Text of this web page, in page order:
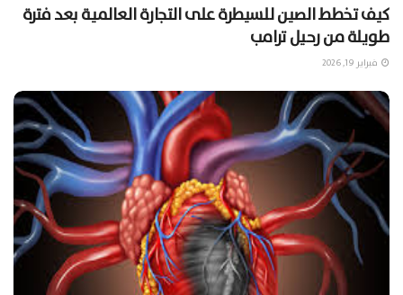
كيف تخطط الصين للسيطرة على التجارة العالمية بعد فترة
طويلة من رحيل ترامب
فبراير 19, 2026